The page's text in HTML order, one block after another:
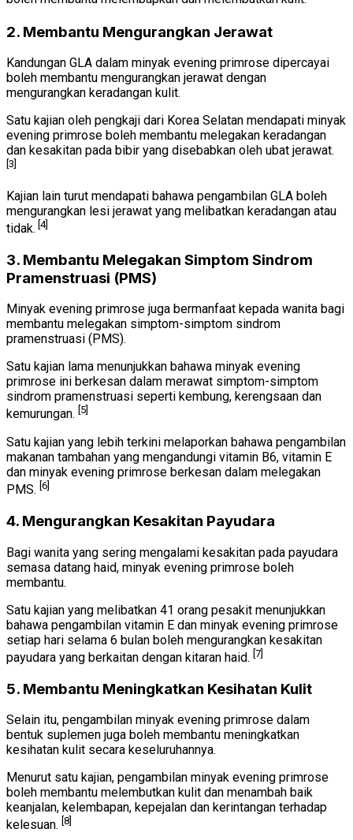
2. Membantu Mengurangkan Jerawat
Kandungan GLA dalam minyak evening primrose dipercayai
boleh membantu mengurangkan jerawat dengan
mengurangkan keradangan kulit.
Satu kajian oleh pengkaji dari Korea Selatan mendapati minyak
evening primrose boleh membantu melegakan keradangan
dan kesakitan pada bibir yang disebabkan oleh ubat jerawat.
[3]
Kajian lain turut mendapati bahawa pengambilan GLA boleh
mengurangkan lesi jerawat yang melibatkan keradangan atau
tidak. [4]
3. Membantu Melegakan Simptom Sindrom
Pramenstruasi (PMS)
Minyak evening primrose juga bermanfaat kepada wanita bagi
membantu melegakan simptom-simptom sindrom
pramenstruasi (PMS).
Satu kajian lama menunjukkan bahawa minyak evening
primrose ini berkesan dalam merawat simptom-simptom
sindrom pramenstruasi seperti kembung, kerengsaan dan
kemurungan. [5]
Satu kajian yang lebih terkini melaporkan bahawa pengambilan
makanan tambahan yang mengandungi vitamin B6, vitamin E
dan minyak evening primrose berkesan dalam melegakan
PMS. [6]
4. Mengurangkan Kesakitan Payudara
Bagi wanita yang sering mengalami kesakitan pada payudara
semasa datang haid, minyak evening primrose boleh
membantu.
Satu kajian yang melibatkan 41 orang pesakit menunjukkan
bahawa pengambilan vitamin E dan minyak evening primrose
setiap hari selama 6 bulan boleh mengurangkan kesakitan
payudara yang berkaitan dengan kitaran haid. [7]
5. Membantu Meningkatkan Kesihatan Kulit
Selain itu, pengambilan minyak evening primrose dalam
bentuk suplemen juga boleh membantu meningkatkan
kesihatan kulit secara keseluruhannya.
Menurut satu kajian, pengambilan minyak evening primrose
boleh membantu melembutkan kulit dan menambah baik
keanjalan, kelembapan, kepejalan dan kerintangan terhadap
kelesuan. [8]